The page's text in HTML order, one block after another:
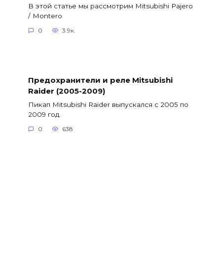
В этой статье мы рассмотрим Mitsubishi Pajero
/ Montero
0 3.9к.
Предохранители и реле Mitsubishi
Raider (2005-2009)
Пикап Mitsubishi Raider выпускался с 2005 по
2009 год.
0 638